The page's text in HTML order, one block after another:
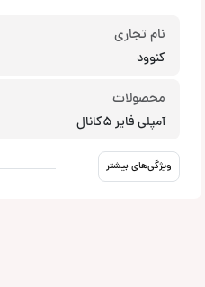
نام تجاری
کنوود
محصولات
آمپلی فایر 5کانال
ویژگی‌های بیشتر